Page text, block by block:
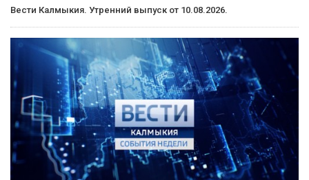
местного самоуправления. Предлагается одноуровневая
власть и была максимально приближена к гражданам.
Работа над законопроектом продолжается. Его должны
принять во втором и третьем чтениях до конца года.».
Фото: Октябрьское РМО Республики Калмыкия
Вступайте в нашу группу Вконтакте!